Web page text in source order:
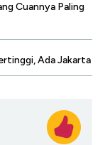
Cuannya Paling
Ada Jakarta